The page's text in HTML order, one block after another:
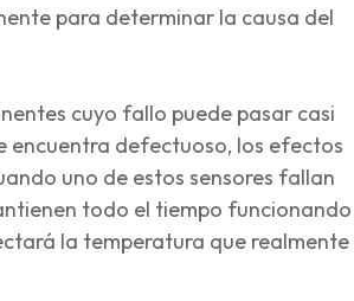
para determinar la causa del
cuyo fallo puede pasar casi
encuentra defectuoso, los efectos
uno de estos sensores fallan
todo el tiempo funcionando
la temperatura que realmente